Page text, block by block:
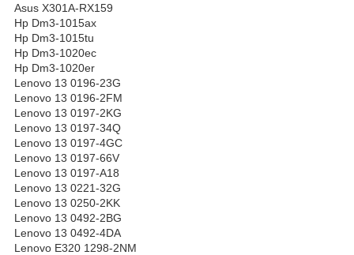
Asus X301A-RX159
Hp Dm3-1015ax
Hp Dm3-1015tu
Hp Dm3-1020ec
Hp Dm3-1020er
Lenovo 13 0196-23G
Lenovo 13 0196-2FM
Lenovo 13 0197-2KG
Lenovo 13 0197-34Q
Lenovo 13 0197-4GC
Lenovo 13 0197-66V
Lenovo 13 0197-A18
Lenovo 13 0221-32G
Lenovo 13 0250-2KK
Lenovo 13 0492-2BG
Lenovo 13 0492-4DA
Lenovo E320 1298-2NM